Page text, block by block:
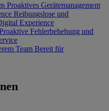
Proaktives Gerätemanagement
Reibungslose und
Experience
Fehlerbehebung und
Team Bereit für